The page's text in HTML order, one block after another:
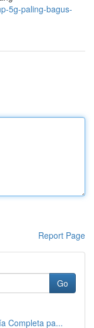
5g-paling-bagus-
Report Page
Go
Completa pa...